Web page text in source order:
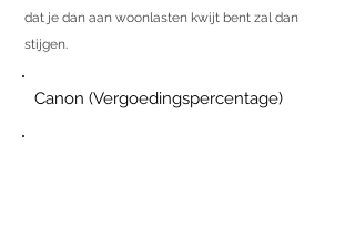
dat je dan aan woonlasten kwijt bent zal dan
stijgen.
Canon (Vergoedingspercentage)